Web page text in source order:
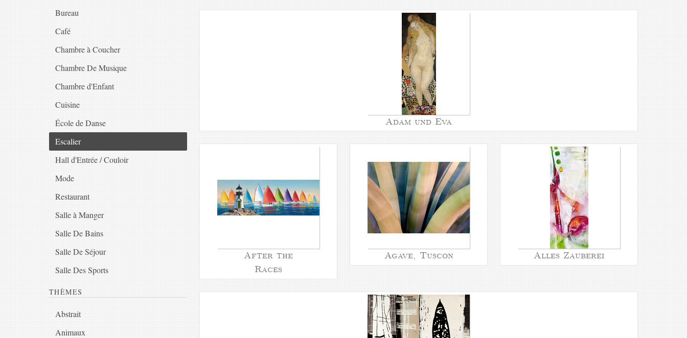
Bureau
Café
Chambre à Coucher
Chambre De Musique
Chambre d'Enfant
Cuisine
École de Danse
Escalier
Hall d'Entrée / Couloir
Mode
Restaurant
Salle à Manger
Salle De Bains
Salle De Séjour
Salle Des Sports
THÈMES
Abstrait
Animaux
Adam und Eva
After the
Races
Agave, Tuscon Alles Zauberei